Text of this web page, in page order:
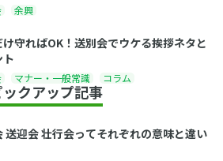
余興
け守ればOK！送別会でウケる挨拶ネタと
マナー・一般常識 コラム
ックアップ記事
送迎会 壮行会ってそれぞれの意味と違い